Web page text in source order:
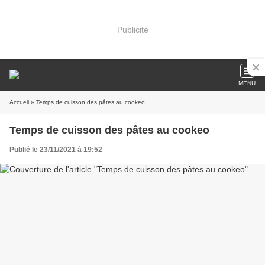
Publicité
MENU
Accueil » Temps de cuisson des pâtes au cookeo
Temps de cuisson des pâtes au cookeo
Publié le 23/11/2021 à 19:52